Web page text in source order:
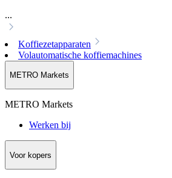
...
Koffiezetapparaten
Volautomatische koffiemachines
METRO Markets
METRO Markets
Werken bij
Voor kopers